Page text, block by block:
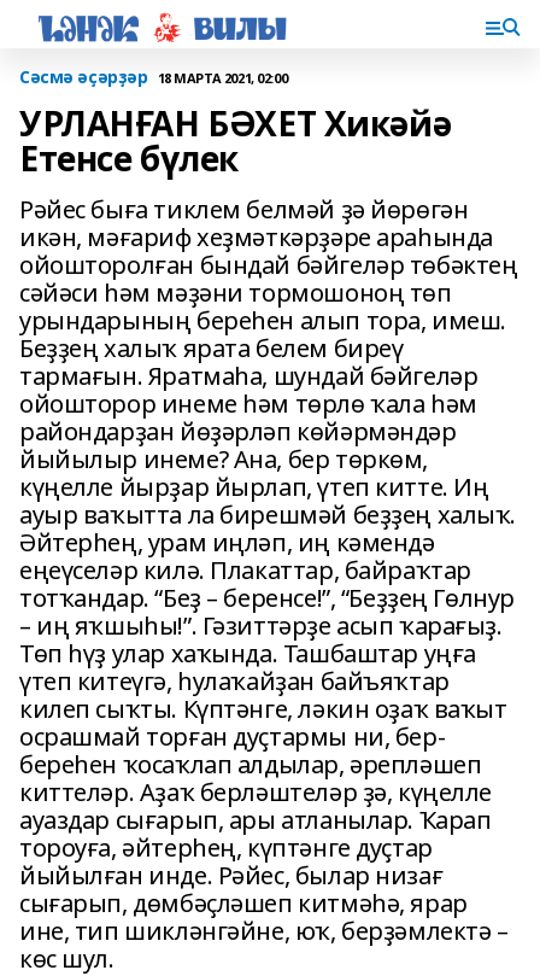
Сәсмә әҫәрҙәр 18 МАРТА 2021, 02:00
УРЛАНҒАН БӘХЕТ Хикәйә
Етенсе бүлек
Рәйес быға тиклем белмәй ҙә йөрөгән
икән, мәғариф хеҙмәткәрҙәре араһында
ойошторолған бындай бәйгеләр төбәктең
сәйәси һәм мәҙәни тормошоноң төп
урындарының береһен алып тора, имеш.
Беҙҙең халыҡ ярата белем биреү
тармағын. Яратмаһа, шундай бәйгеләр
ойошторор инеме һәм төрлө ҡала һәм
райондарҙан йөҙәрләп көйәрмәндәр
йыйылыр инеме? Ана, бер төркөм,
күңелле йырҙар йырлап, үтеп китте. Иң
ауыр ваҡытта ла бирешмәй беҙҙең халыҡ.
Әйтерһең, урам иңләп, иң кәмендә
еңеүселәр килә. Плакаттар, байраҡтар
тотҡандар. “Беҙ – беренсе!”, “Беҙҙең Гөлнур
– иң яҡшыһы!”. Гәзиттәрҙе асып ҡарағыҙ.
Төп һүҙ улар хаҡында. Ташбаштар уңға
үтеп китеүгә, һулаҡайҙан байъяҡтар
килеп сыҡты. Күптәнге, ләкин оҙаҡ ваҡыт
осрашмай торған дуҫтармы ни, бер-
береһен ҡосаҡлап алдылар, әрепләшеп
киттеләр. Аҙаҡ берләштеләр ҙә, күңелле
ауаздар сығарып, ары атланылар. Ҡарап
тороуға, әйтерһең, күптәнге дуҫтар
йыйылған инде. Рәйес, былар низағ
сығарып, дөмбәҫләшеп китмәһә, ярар
ине, тип шикләнгәйне, юҡ, берҙәмлектә –
көс шул.